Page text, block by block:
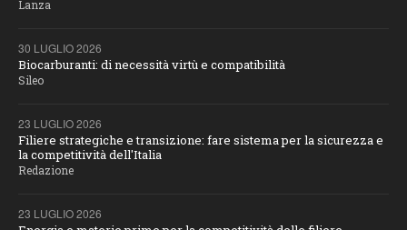
Lanza
30 LUGLIO 2026
Biocarburanti: di necessità virtù e compatibilità
Sileo
23 LUGLIO 2026
Filiere strategiche e transizione: fare sistema per la sicurezza e
la competitività dell'Italia
Redazione
23 LUGLIO 2026